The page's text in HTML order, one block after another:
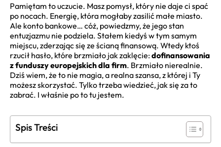
Pamiętam to uczucie. Masz pomysł, który nie daje ci spać
po nocach. Energię, która mogłaby zasilić małe miasto.
Ale konto bankowe… cóż, powiedzmy, że jego stan
entuzjazmu nie podziela. Stałem kiedyś w tym samym
miejscu, zderzając się ze ścianą finansową. Wtedy ktoś
rzucił hasło, które brzmiało jak zaklęcie:dofinansowania
z funduszy europejskich dla firm. Brzmiało nierealnie.
Dziś wiem, że to nie magia, a realna szansa, z której i Ty
możesz skorzystać. Tylko trzeba wiedzieć, jak się za to
zabrać. I właśnie po to tu jestem.
Spis Treści